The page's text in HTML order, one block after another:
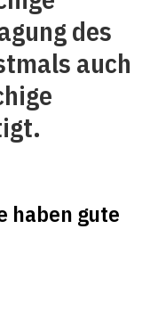
des
auch
haben gute